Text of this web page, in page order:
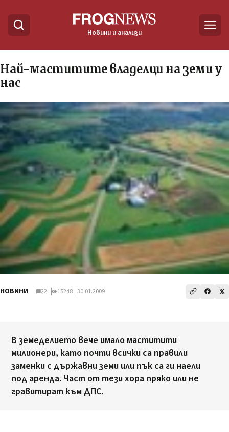
Новини и анализи
Най-маститите владелци на земи у
нас
НОВИНИ 22 15248 30.01.2009
В земеделието вече имало маститити
милионери, като почти всички са правили
заменки с държавни земи или пък са ги наели
под аренда. Част от тези хора пряко или не
гравитират към ДПС.